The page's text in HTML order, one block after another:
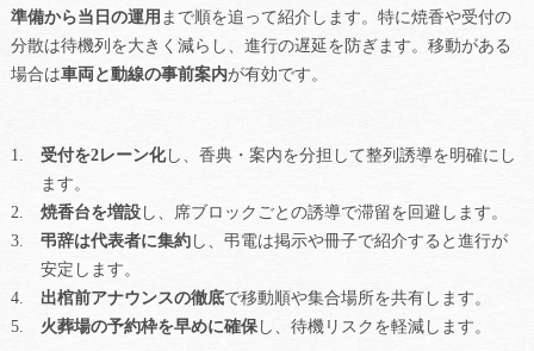
準備から当日の運用 まで順を追って紹介します。特に焼香や受付の
分散は待機列を大きく減らし、進行の遅延を防ぎます。移動がある
場合は車両と動線の事前案内が有効です。
受付を2レーン化し、香典・案内を分担して整列誘導を明確にし
ます。
焼香台を増設し、席ブロックごとの誘導で滞留を回避します。
弔辞は代表者に集約し、弔電は掲示や冊子で紹介すると進行が
安定します。
出棺前アナウンスの徹底で移動順や集合場所を共有します。
火葬場の予約枠を早めに確保し、待機リスクを軽減します。